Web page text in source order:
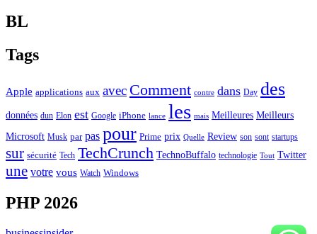
BL
Tags
Apple applications aux avec Comment contre dans Day des
données dun Elon est Google iPhone lance les mais Meilleures Meilleurs
Microsoft Musk par pas pour Prime prix Quelle Review son sont startups
sur sécurité Tech TechCrunch TechnoBuffalo technologie Tout Twitter
une votre vous Watch Windows
PHP 2026